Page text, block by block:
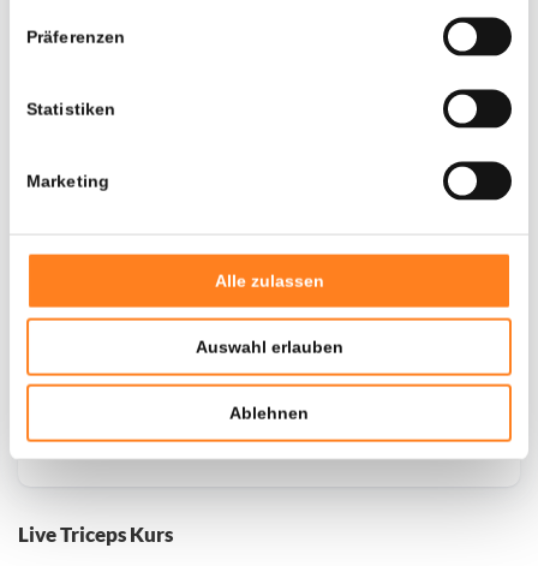
Präferenzen
Statistiken
Marketing
Alle zulassen
Auswahl erlauben
Ablehnen
Live Triceps Kurs
Door een fout konden er geen gegevens worden
opgehaald, probeer het later opnieuw.